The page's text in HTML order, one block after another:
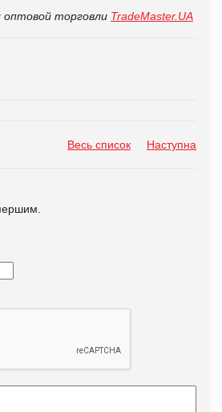
оптовой торговли TradeMaster.UA
Весь список Наступна